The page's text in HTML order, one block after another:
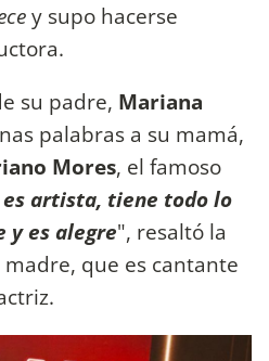
y supo hacerse
su padre, Mariana
palabras a su mamá,
Mores, el famoso
artista, tiene todo lo
y es alegre", resaltó la
que es cantante